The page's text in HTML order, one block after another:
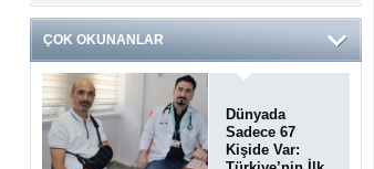
ÇOK OKUNANLAR
Dünyada
Sadece 67
Kişide Var: